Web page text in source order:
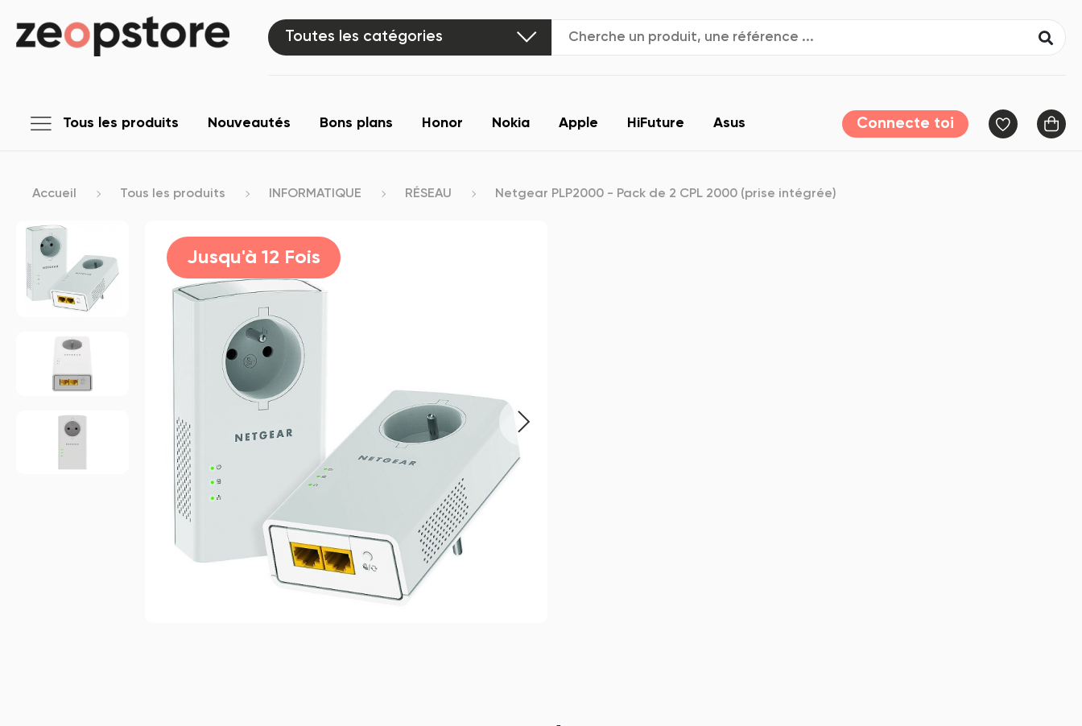
Toutes les catégories
Tous les produits Nouveautés Bons plans Honor Nokia Apple HiFuture Asus Connecte toi
Accueil Tous les produits INFORMATIQUE RÉSEAU Netgear PLP2000 - Pack de 2 CPL 2000 (prise intégrée)